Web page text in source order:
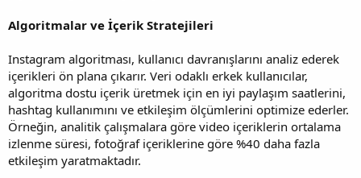
Algoritmalar ve İçerik Stratejileri
Instagram algoritması, kullanıcı davranışlarını analiz ederek
içerikleri ön plana çıkarır. Veri odaklı erkek kullanıcılar,
algoritma dostu içerik üretmek için en iyi paylaşım saatlerini,
hashtag kullanımını ve etkileşim ölçümlerini optimize ederler.
Örneğin, analitik çalışmalara göre video içeriklerin ortalama
izlenme süresi, fotoğraf içeriklerine göre %40 daha fazla
etkileşim yaratmaktadır.